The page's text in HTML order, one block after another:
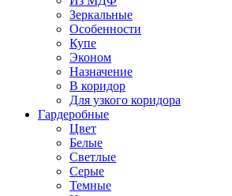
Зеркальные
Особенности
Купе
Эконом
Назначение
В коридор
Для узкого коридора
Гардеробные
Цвет
Белые
Светлые
Серые
Темные